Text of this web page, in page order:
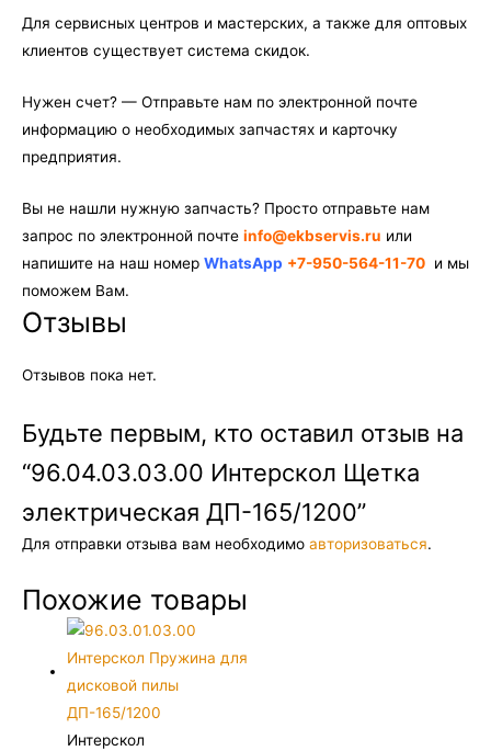
Для сервисных центров и мастерских, а также для оптовых
клиентов существует система скидок.
Нужен счет? — Отправьте нам по электронной почте
информацию о необходимых запчастях и карточку
предприятия.
Вы не нашли нужную запчасть? Просто отправьте нам
запрос по электронной почте info@ekbservis.ru или
напишите на наш номер WhatsApp +7-950-564-11-70 и мы
поможем Вам.
Отзывы
Отзывов пока нет.
Будьте первым, кто оставил отзыв на
“96.04.03.03.00 Интерскол Щетка
электрическая ДП-165/1200”
Для отправки отзыва вам необходимо авторизоваться.
Похожие товары
Интерскол